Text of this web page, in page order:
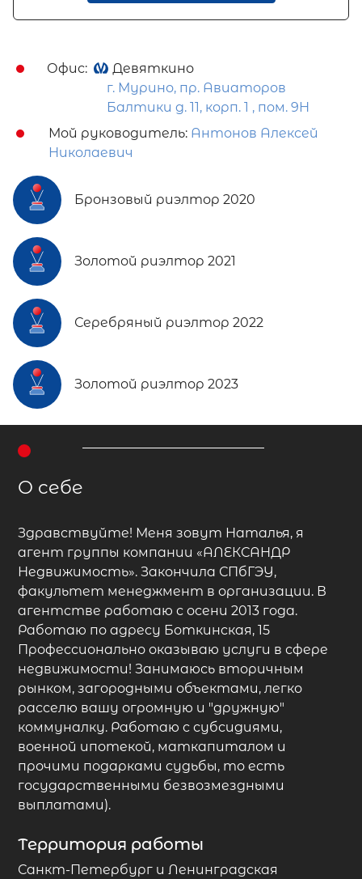
Офис:
Девяткино
г. Мурино, пр. Авиаторов
Балтики д. 11, корп. 1 , пом. 9Н
Мой руководитель: Антонов Алексей
Николаевич
Бронзовый риэлтор 2020
Золотой риэлтор 2021
Серебряный риэлтор 2022
Золотой риэлтор 2023
О себе
Здравствуйте! Меня зовут Наталья, я
агент группы компании «АЛЕКСАНДР
Недвижимость». Закончила СПбГЭУ,
факультет менеджмент в организации. В
агентстве работаю с осени 2013 года.
Работаю по адресу Боткинская, 15
Профессионально оказываю услуги в сфере
недвижимости! Занимаюсь вторичным
рынком, загородными объектами, легко
расселю вашу огромную и "дружную"
коммуналку. Работаю с субсидиями,
военной ипотекой, маткапиталом и
прочими подарками судьбы, то есть
государственными безвозмездными
выплатами).
Территория работы
Санкт-Петербург и Ленинградская